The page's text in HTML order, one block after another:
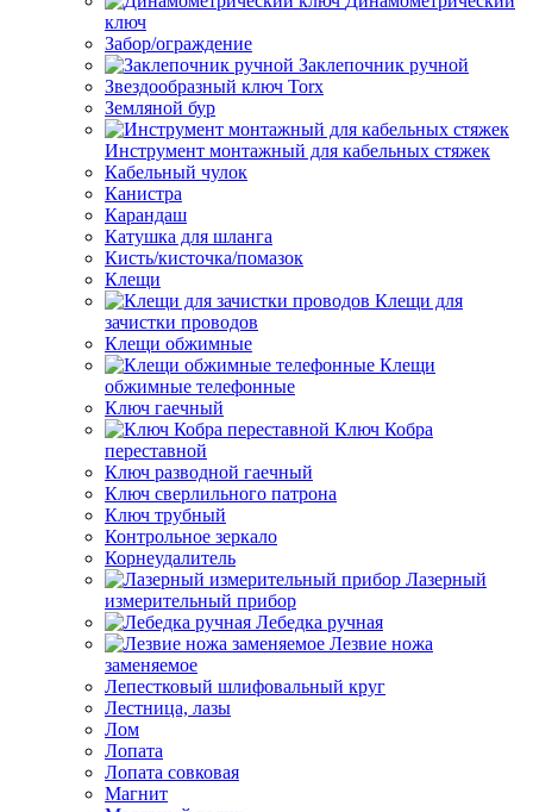
ключ
Забор/ограждение
Заклепочник ручной
Звездообразный ключ Torx
Земляной бур
Инструмент монтажный для кабельных стяжек
Кабельный чулок
Канистра
Карандаш
Катушка для шланга
Кисть/кисточка/помазок
Клещи
Клещи для
зачистки проводов
Клещи обжимные
Клещи
обжимные телефонные
Ключ гаечный
Ключ Кобра
переставной
Ключ разводной гаечный
Ключ сверлильного патрона
Ключ трубный
Контрольное зеркало
Корнеудалитель
Лазерный
измерительный прибор
Лебедка ручная
Лезвие ножа
заменяемое
Лепестковый шлифовальный круг
Лестница, лазы
Лом
Лопата
Лопата совковая
Магнит